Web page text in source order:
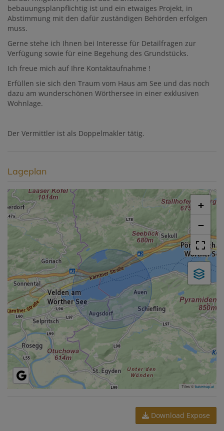
bebauungsplanpflichtig ist und ein etwaiges Projekt, in
Abstimmung mit den dafür zuständigen Behörden erfolgen
muss.
Gerne stehe ich Ihnen bei Interesse für Detailfragen zur
Verfügung sowie für eine Begehung des Grundstücks.
Ich freue mich auf Ihre Kontaktaufnahme !
Erfüllen sie sich den Traum vom Haus am See und das noch
dazu am wunderschönen Wörthersee in einer exklusiven
Wohnlage.
Der Vermittler ist als Doppelmakler tätig.
Lageplan
+
−
Tiles ©basemap.at
Download Expose